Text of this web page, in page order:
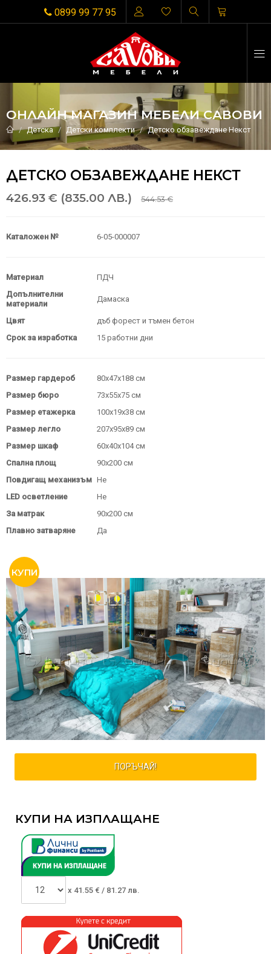
0899 99 77 95
ОНЛАЙН МАГАЗИН МЕБЕЛИ САВОВИ
Детска Детски комплекти Детско обзавеждане Некст
ДЕТСКО ОБЗАВЕЖДАНЕ НЕКСТ
426.93 € (835.00 ЛВ.) 544.53 €
Каталожен № 6-05-000007
Материал
ПДЧ
Допълнителни
материали
Дамаска
Цвят
дъб форест и тъмен бетон
Срок за изработка
15 работни дни
Размер гардероб
80х47х188 см
Размер бюро
73x55x75 см
Размер етажерка
100x19x38 см
Размер легло
207x95x89 см
Размер шкаф
60x40x104 см
Спална площ
90х200 см
Повдигащ механизъм Не
LED осветление
Не
За матрак
90х200 см
Плавно затваряне
Да
ПОРЪЧАЙ!
КУПИ НА ИЗПЛАЩАНЕ
x 41.55 € / 81.27 лв.